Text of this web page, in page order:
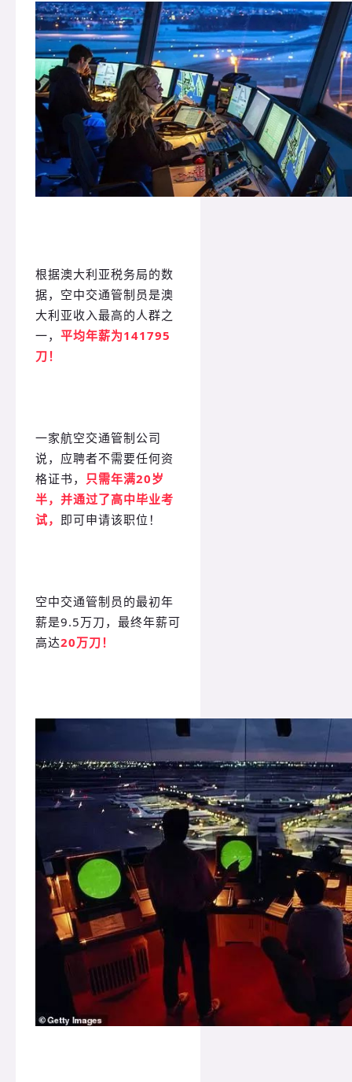
根据澳大利亚税务局的数
据，空中交通管制员是澳
大利亚收入最高的人群之
一， 平均年薪为141795
刀！
一家航空交通管制公司
说，应聘者不需要任何资
格证书， 只需年满20岁
半，并通过了高中毕业考
试， 即可申请该职位！
空中交通管制员的最初年
薪是9.5万刀，最终年薪可
高达20万刀！